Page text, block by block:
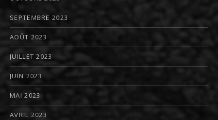
SEPTEMBRE 2023
AOÛT 2023
JUILLET 2023
JUIN 2023
MAI 2023
AVRIL 2023